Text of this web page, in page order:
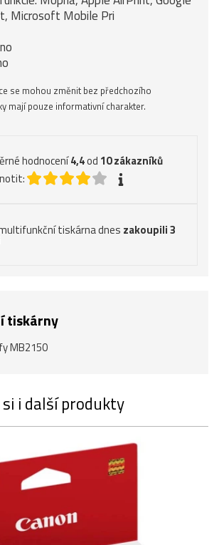
Microsoft Mobile Pri
se mohou změnit bez předchozího
mají pouze informativní charakter.
hodnocení4,4od 10zákazníků
tiskárna dnes zakoupili 3
tiskárny
MB2150
i další produkty